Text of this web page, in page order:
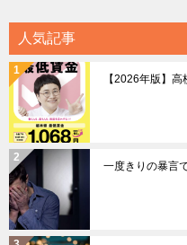
人気記事
【2026年版】
一度きりの暴言